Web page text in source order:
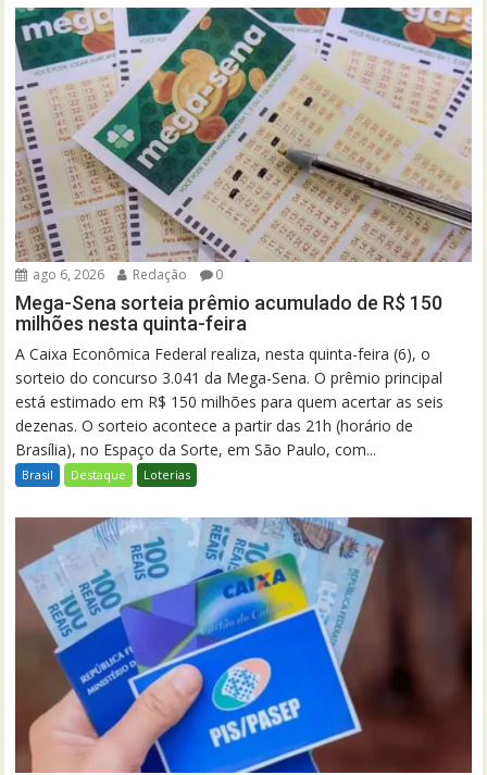
ago 6, 2026 Redação 0
Mega-Sena sorteia prêmio acumulado de R$ 150
milhões nesta quinta-feira
A Caixa Econômica Federal realiza, nesta quinta-feira (6), o
sorteio do concurso 3.041 da Mega-Sena. O prêmio principal
está estimado em R$ 150 milhões para quem acertar as seis
dezenas. O sorteio acontece a partir das 21h (horário de
Brasília), no Espaço da Sorte, em São Paulo, com...
Brasil Destaque Loterias